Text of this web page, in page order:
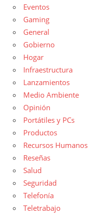
Eventos
Gaming
General
Gobierno
Hogar
Infraestructura
Lanzamientos
Medio Ambiente
Opinión
Portátiles y PCs
Productos
Recursos Humanos
Reseñas
Salud
Seguridad
Telefonía
Teletrabajo